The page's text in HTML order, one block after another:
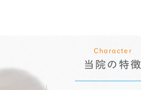
Character
当院の特徴